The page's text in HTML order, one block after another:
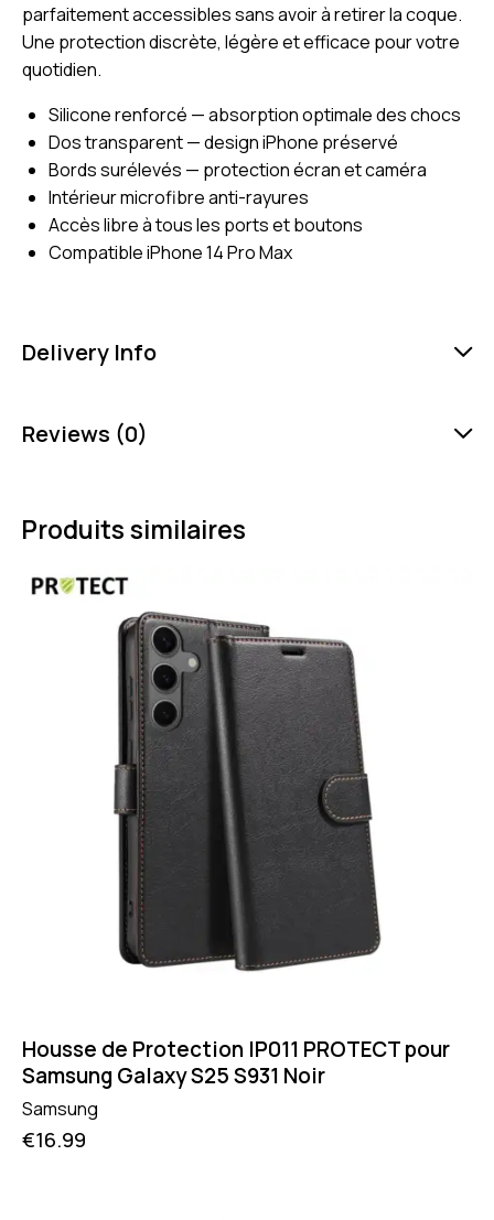
parfaitement accessibles sans avoir à retirer la coque.
Une protection discrète, légère et efficace pour votre
quotidien.
Silicone renforcé — absorption optimale des chocs
Dos transparent — design iPhone préservé
Bords surélevés — protection écran et caméra
Intérieur microfibre anti-rayures
Accès libre à tous les ports et boutons
Compatible iPhone 14 Pro Max
Delivery Info
Reviews (0)
Produits similaires
Housse de Protection IP011 PROTECT pour
Samsung Galaxy S25 S931 Noir
Samsung
€16.99